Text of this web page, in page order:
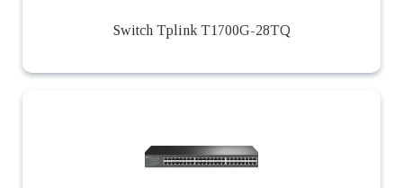
Switch Tplink T1700G-28TQ